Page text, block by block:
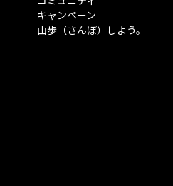
キャンペーン
山歩（さんぽ）しよう。